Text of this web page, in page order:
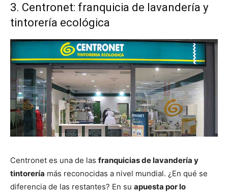
3. Centronet: franquicia de lavandería y
tintorería ecológica
Centronet es una de las franquicias de lavandería y
tintorería más reconocidas a nivel mundial. ¿En qué se
diferencia de las restantes? En su apuesta por lo